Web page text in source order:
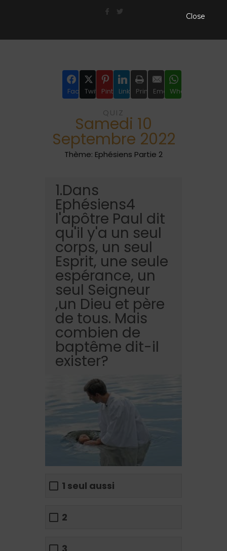
FacebookTwitterPinterestLinkedIn
Print EmailWhatsApp
QUIZ
Samedi 10
Septembre 2022
Thème: Ephésiens Partie 2
1.Dans
Ephésiens4
l'apôtre Paul dit
qu'il y'a un seul
corps, un seul
Esprit, une seule
espérance, un
seul Seigneur
,un Dieu et père
de tous. Mais
combien de
baptême dit-il
exister?
1 seul aussi
2
Close